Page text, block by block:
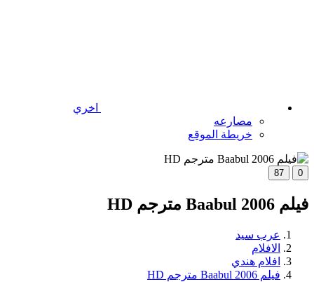
اخري
مصارعه
خريطة الموقع
0
87
فيلم Baabul 2006 مترجم HD
عرب سيد
الافلام
افلام هندي
فيلم Baabul 2006 مترجم HD